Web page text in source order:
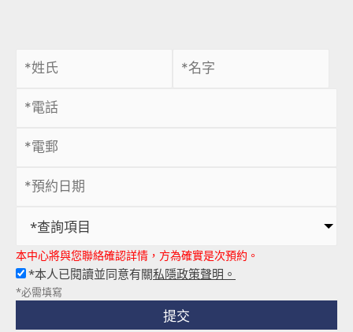
*查詢項目
本中心將與您聯絡確認詳情，方為確實是次預約。
*本人已閱讀並同意有關私隱政策聲明。
*必需填寫
提交